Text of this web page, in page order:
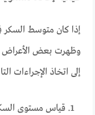
وظهرت بعض الأعراض
إلى اتخاذ الإجراءات
قياس مستوى